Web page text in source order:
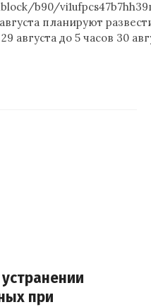
b90/
планируют
августа до 5 часов 30
при